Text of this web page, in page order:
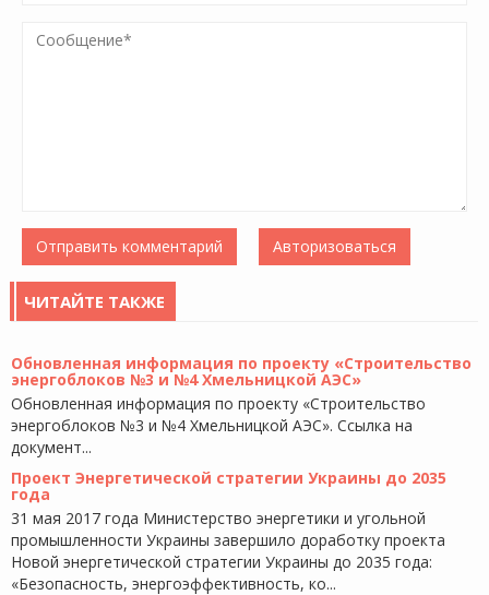
Отправить комментарий Авторизоваться
ЧИТАЙТЕ ТАКЖЕ
Обновленная информация по проекту «Строительство
энергоблоков №3 и №4 Хмельницкой АЭС»
Обновленная информация по проекту «Строительство
энергоблоков №3 и №4 Хмельницкой АЭС». Ссылка на
документ...
Проект Энергетической стратегии Украины до 2035
года
31 мая 2017 года Министерство энергетики и угольной
промышленности Украины завершило доработку проекта
Новой энергетической стратегии Украины до 2035 года:
«Безопасность, энергоэффективность, ко...